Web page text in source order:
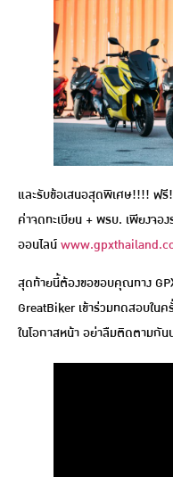
และรับข้อเสนอสุดพิเศษ!!!! ฟรี
ค่าจดทะเบียน + พรบ. เพียงจอ
ออนไลน์
สุดท้ายนี้ต้องขอขอบคุณทาง
GreatBiker เข้าร่วมทดสอบใน
ในโอกาสหน้า อย่าลืมติดตามกัน